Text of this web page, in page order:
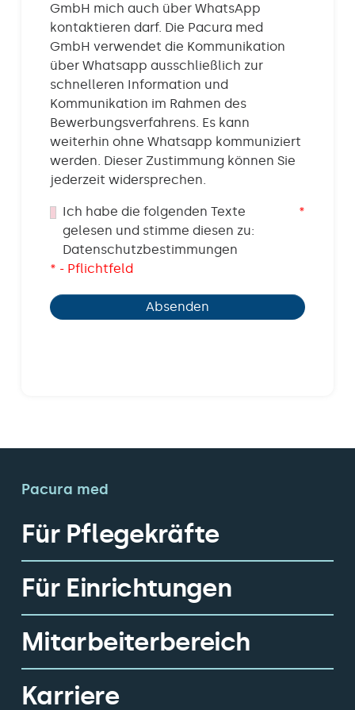
GmbH mich auch über WhatsApp
kontaktieren darf. Die Pacura med
GmbH verwendet die Kommunikation
über Whatsapp ausschließlich zur
schnelleren Information und
Kommunikation im Rahmen des
Bewerbungsverfahrens. Es kann
weiterhin ohne Whatsapp kommuniziert
werden. Dieser Zustimmung können Sie
jederzeit widersprechen.
*
Ich habe die folgenden Texte
gelesen und stimme diesen zu:
Datenschutzbestimmungen
* - Pflichtfeld
Absenden
Pacura med
Für Pflegekräfte
Für Einrichtungen
Mitarbeiterbereich
Karriere